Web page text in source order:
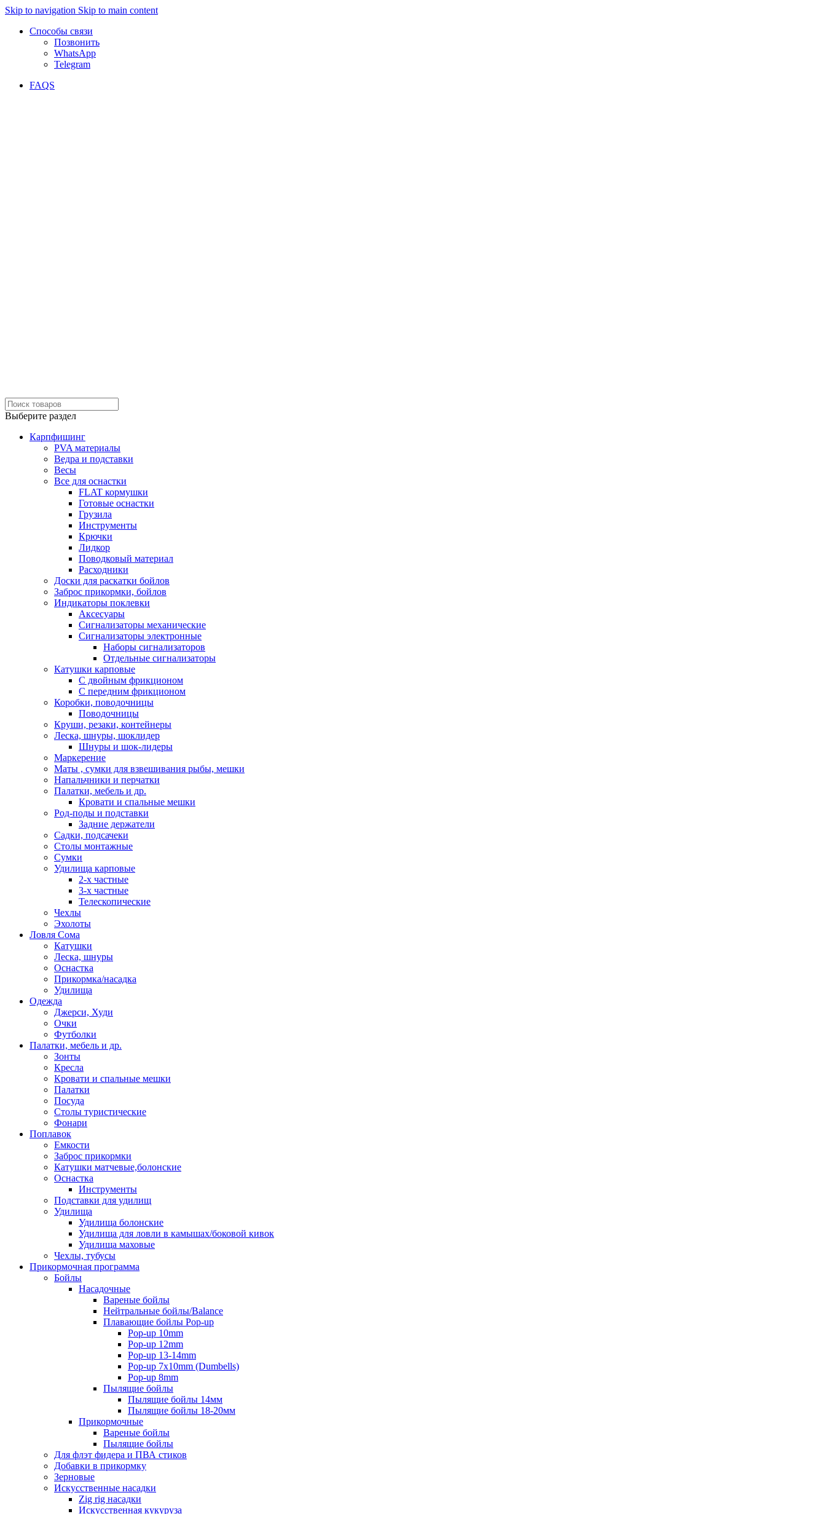
Skip to navigation Skip to main content
Способы связи
Позвонить
WhatsApp
Telegram
FAQS
Выберите раздел
Карпфишинг
PVA материалы
Ведра и подставки
Весы
Все для оснастки
FLAT кормушки
Готовые оснастки
Грузила
Инструменты
Крючки
Лидкор
Поводковый материал
Расходники
Доски для раскатки бойлов
Заброс прикормки, бойлов
Индикаторы поклевки
Аксесуары
Сигнализаторы механические
Сигнализаторы электронные
Наборы сигнализаторов
Отдельные сигнализаторы
Катушки карповые
С двойным фрикционом
С передним фрикционом
Коробки, поводочницы
Поводочницы
Круши, резаки, контейнеры
Леска, шнуры, шоклидер
Шнуры и шок-лидеры
Маркерение
Маты , сумки для взвешивания рыбы, мешки
Напальчники и перчатки
Палатки, мебель и др.
Кровати и спальные мешки
Род-поды и подставки
Задние держатели
Садки, подсачеки
Столы монтажные
Сумки
Удилища карповые
2-х частные
3-х частные
Телескопические
Чехлы
Эхолоты
Ловля Сома
Катушки
Леска, шнуры
Оснастка
Прикормка/насадка
Удилища
Одежда
Джерси, Худи
Очки
Футболки
Палатки, мебель и др.
Зонты
Кресла
Кровати и спальные мешки
Палатки
Посуда
Столы туристические
Фонари
Поплавок
Емкости
Заброс прикормки
Катушки матчевые,болонские
Оснастка
Инструменты
Подставки для удилищ
Удилища
Удилища болонские
Удилища для ловли в камышах/боковой кивок
Удилища маховые
Чехлы, тубусы
Прикормочная программа
Бойлы
Насадочные
Вареные бойлы
Нейтральные бойлы/Balance
Плавающие бойлы Pop-up
Pop-up 10mm
Pop-up 12mm
Pop-up 13-14mm
Pop-up 7x10mm (Dumbells)
Pop-up 8mm
Пылящие бойлы
Пылящие бойлы 14мм
Пылящие бойлы 18-20мм
Прикормочные
Вареные бойлы
Пылящие бойлы
Для флэт фидера и ПВА стиков
Добавки в прикормку
Зерновые
Искусственные насадки
Zig rig насадки
Искусственная кукуруза